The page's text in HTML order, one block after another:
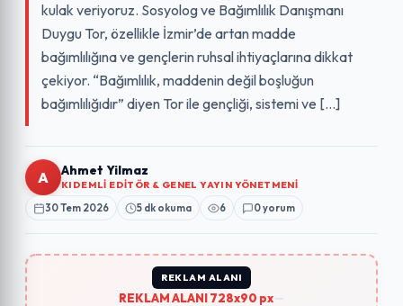
kulak veriyoruz. Sosyolog ve Bağımlılık Danışmanı
Duygu Tor, özellikle İzmir’de artan madde
bağımlılığına ve gençlerin ruhsal ihtiyaçlarına dikkat
çekiyor. “Bağımlılık, maddenin değil boşluğun
bağımlılığıdır” diyen Tor ile gençliği, sistemi ve […]
A Ahmet Yilmaz
KIDEMLI EDITÖR & GENEL YAYIN YÖNETMENI
30 Tem 2026 5 dk okuma 6 0 yorum
REKLAM ALANI
REKLAM ALANI 728x90 px